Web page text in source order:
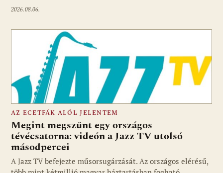
2026.08.06.
Fotó: media1.hu
AZ ECETFÁK ALÓL JELENTEM
Megint megszűnt egy országos
tévécsatorna: videón a Jazz TV utolsó
másodpercei
A Jazz TV befejezte műsorsugárzását. Az országos elérésű,